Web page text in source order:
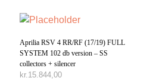
Aprilia RSV 4 RR/RF (17/19) FULL
SYSTEM 102 db version – SS
collectors + silencer
kr. 15.844,00